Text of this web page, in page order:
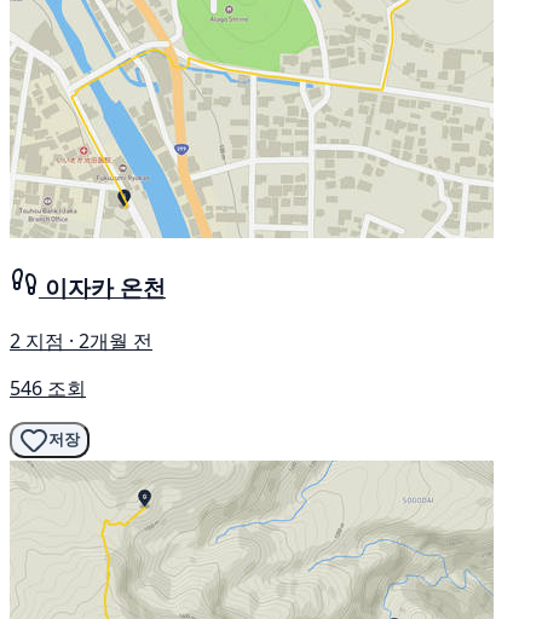
이자카 온천
2 지점 · 2개월 전
546 조회
저장